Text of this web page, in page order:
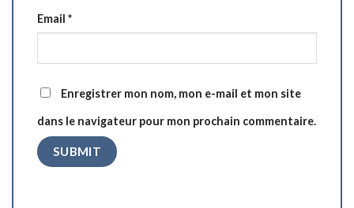
Email *
Enregistrer mon nom, mon e-mail et mon site
dans le navigateur pour mon prochain commentaire.